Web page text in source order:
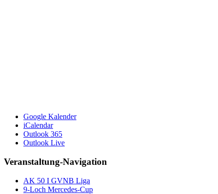
Google Kalender
iCalendar
Outlook 365
Outlook Live
Veranstaltung-Navigation
AK 50 I GVNB Liga
9-Loch Mercedes-Cup